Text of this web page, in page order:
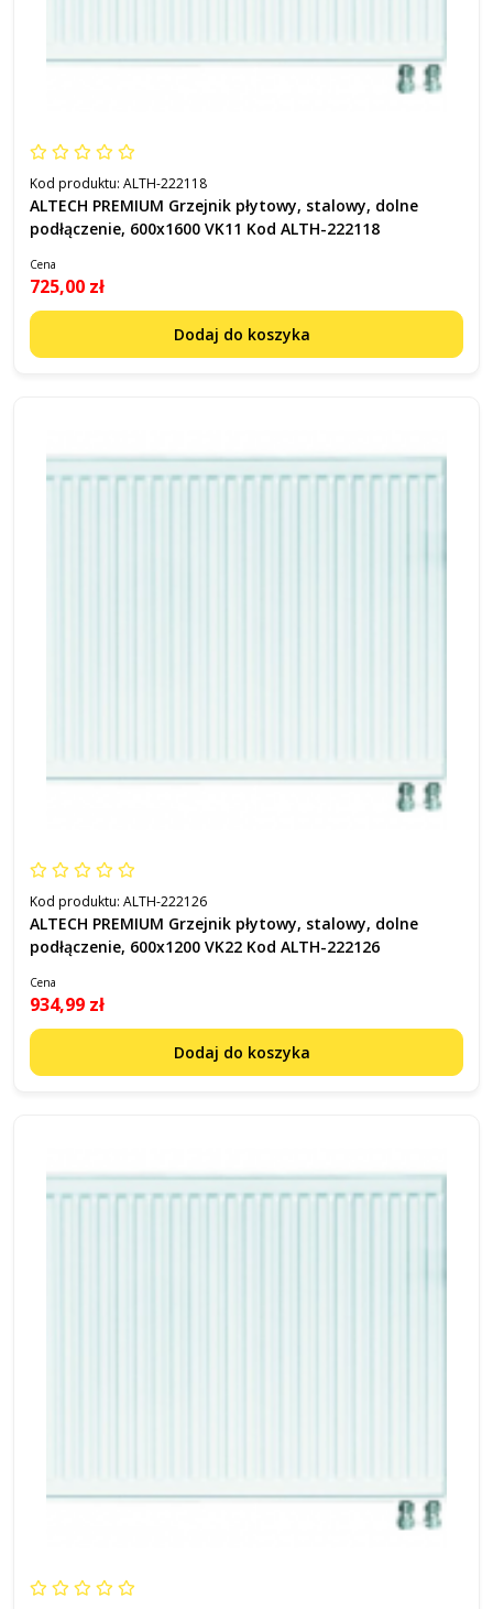
Kod produktu: ALTH-222118
ALTECH PREMIUM Grzejnik płytowy, stalowy, dolne
podłączenie, 600x1600 VK11 Kod ALTH-222118
Cena
725,00 zł
Dodaj do koszyka
Kod produktu: ALTH-222126
ALTECH PREMIUM Grzejnik płytowy, stalowy, dolne
podłączenie, 600x1200 VK22 Kod ALTH-222126
Cena
934,99 zł
Dodaj do koszyka